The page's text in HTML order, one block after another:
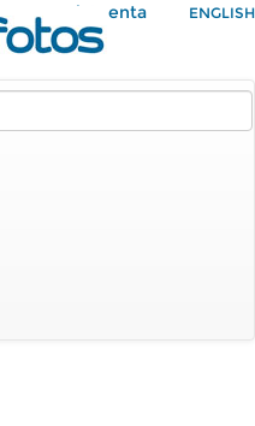
Mi Cuenta ENGLISH